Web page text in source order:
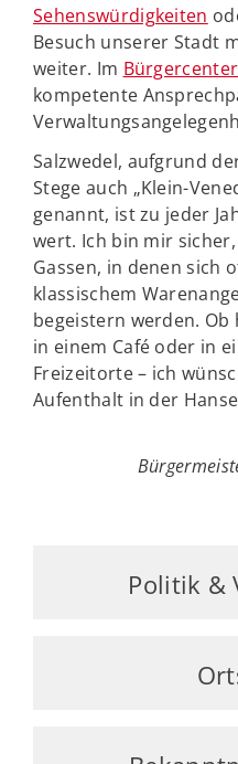
Sehenswürdigkeiten
Besuch unserer Stadt
weiter. Im Bürgercenter
kompetente
Salzwedel, aufgrund
Stege auch „Klein-
genannt, ist zu jeder
wert. Ich bin mir
Gassen, in denen sich
klassischem
begeistern werden.
in einem Café oder in
Freizeitorte – ich
Aufenthalt in der
Politik &